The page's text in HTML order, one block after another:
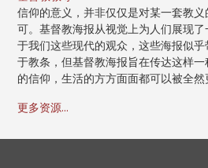
信仰的意义，并非仅仅是对某一套教
可。基督教海报从视觉上为人们展现
于我们这些现代的观众，这些海报似
于教条，但基督教海报旨在传达这样
的信仰，生活的方方面面都可以被全然
更多资源...